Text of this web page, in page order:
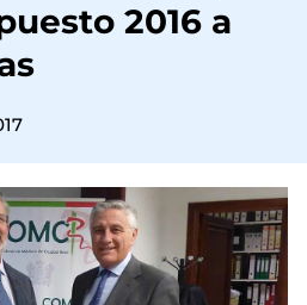
2016 a